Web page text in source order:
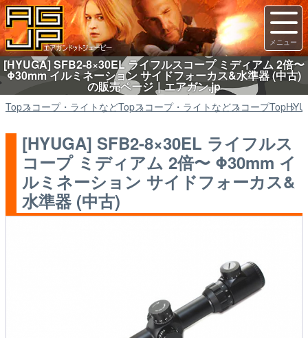
[HYUGA] SFB2-8×30EL ライフルスコープ ミディアム 2倍〜
Φ30mm イルミネーション サイドフォーカス&水準器 (中古)
の販売ページ｜エアガン.jp
Topスコープ・ライトなどTopスコープ・ライトなどスコープTop
[HYUGA] SFB2-8×30EL ライフルス
コープ ミディアム 2倍〜 Φ30mm イ
ルミネーション サイドフォーカス&
水準器 (中古)